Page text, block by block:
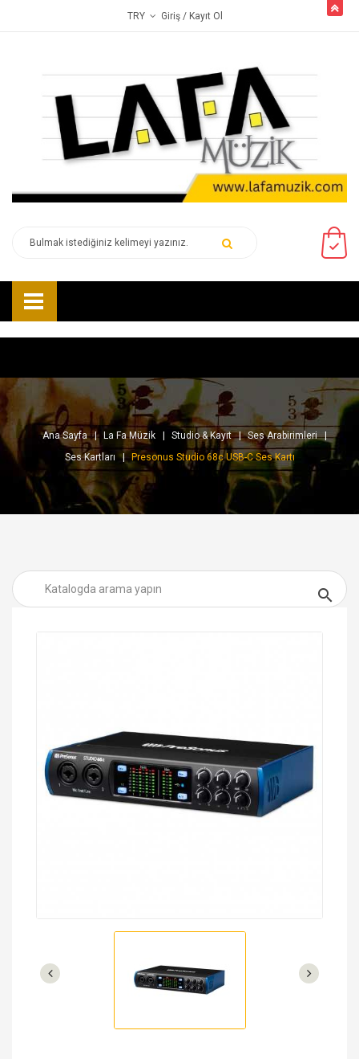
TRY Giriş / Kayıt Ol
Ana Sayfa La Fa Müzik Studio & Kayıt
Ses Arabirimleri
Ses Kartları
Presonus Studio 68c USB-C Ses Kartı
